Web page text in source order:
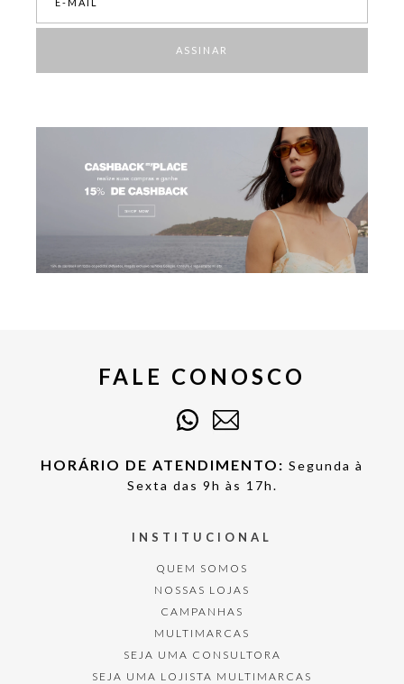
ASSINAR
FALE CONOSCO
HORÁRIO DE ATENDIMENTO: Segunda à
Sexta das 9h às 17h.
INSTITUCIONAL
QUEM SOMOS
NOSSAS LOJAS
CAMPANHAS
MULTIMARCAS
SEJA UMA CONSULTORA
SEJA UMA LOJISTA MULTIMARCAS